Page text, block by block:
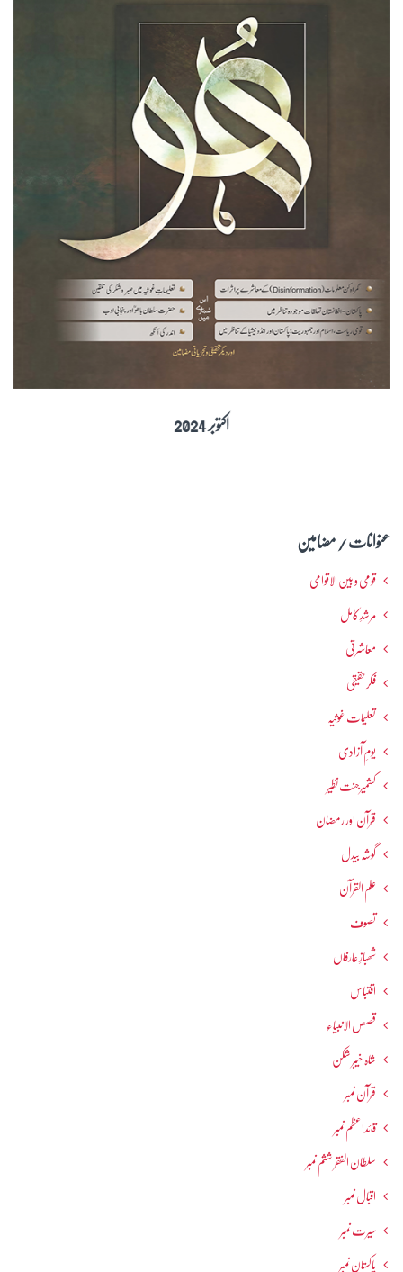
اکتوبر 2024
عنوانات / مضامین
قومی و بین الاقوامی
مرشدِ کامل
معاشرتی
فکرحقیقی
تعلیمات غوثیہ
یومِ آزادی
کشمیرجنت نظیر
قرآن اور رمضان
گوشہ بیدل
علم القرآن
تصوف
شھبازِ عارفاں
اقتباس
قصص الانبیاء
شاہ خیبر شکن
قرآن نمبر
قائداعظم نمبر
سلطان الفقر ششم نمبر
اقبال نمبر
سیرت نمبر
پاکستان نمبر